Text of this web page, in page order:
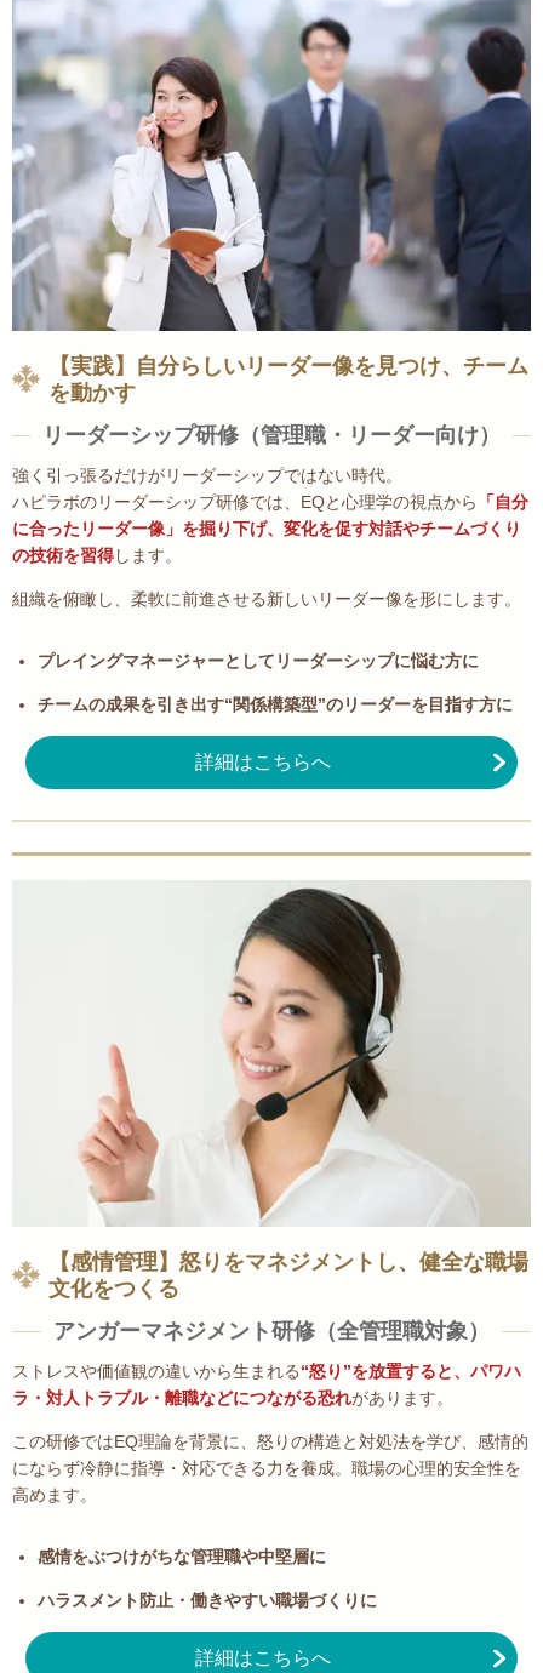
【実践】自分らしいリーダー像を見つけ、チーム
を動かす
リーダーシップ研修（管理職・リーダー向け）
強く引っ張るだけがリーダーシップではない時代。
ハピラボのリーダーシップ研修では、EQと心理学の視点から
「自分
に合ったリーダー像」を掘り下げ、変化を促す対話やチームづくり
の技術を習得します。
組織を俯瞰し、柔軟に前進させる新しいリーダー像を形にします。
プレイングマネージャーとしてリーダーシップに悩む方に
チームの成果を引き出す“関係構築型”のリーダーを目指す方に
詳細はこちらへ
【感情管理】怒りをマネジメントし、健全な職場
文化をつくる
アンガーマネジメント研修 （全管理職対象）
ストレスや価値観の違いから生まれる“怒り”を放置すると、パワハ
ラ・対人トラブル・離職などにつながる恐れがあります。
この研修ではEQ理論を背景に、怒りの構造と対処法を学び、感情的
にならず冷静に指導・対応できる力を養成。職場の心理的安全性を
高めます。
感情をぶつけがちな管理職や中堅層に
ハラスメント防止・働きやすい職場づくりに
詳細はこちらへ